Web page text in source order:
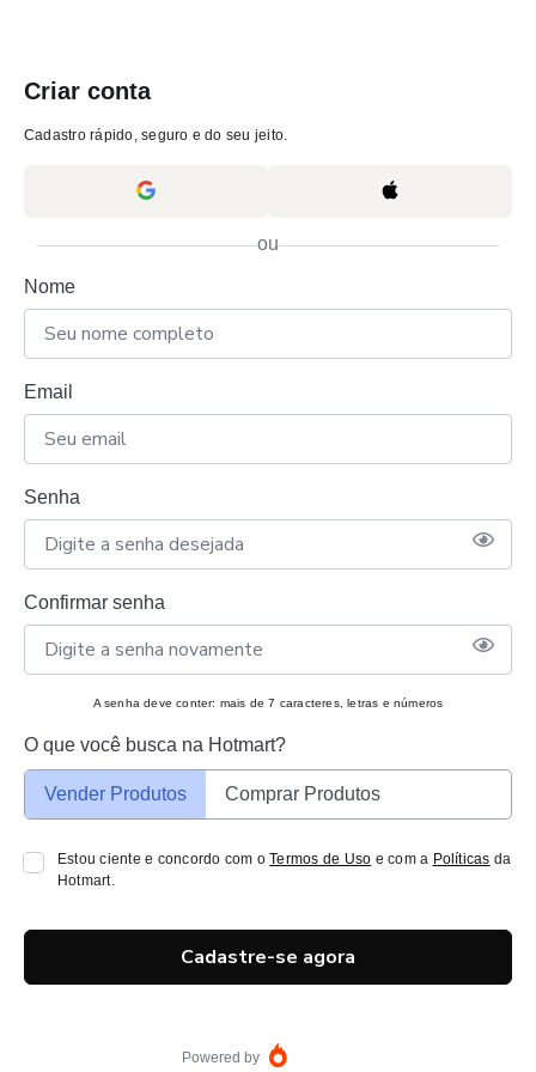
Criar conta
Cadastro rápido, seguro e do seu jeito.
ou
Nome
Email
Senha
Confirmar senha
A senha deve conter: mais de 7 caracteres, letras e números
O que você busca na Hotmart?
Vender Produtos Comprar Produtos
Estou ciente e concordo com oTermos de Uso e com a Políticas da
Hotmart.
Cadastre-se agora
Powered by